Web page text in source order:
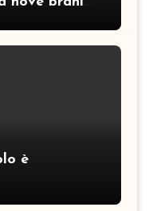
è